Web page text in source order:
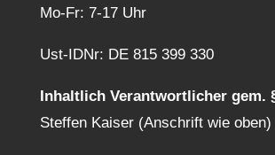
Mo-Fr: 7-17 Uhr
Ust-IDNr: DE 815 399 330
Inhaltlich Verantwortlicher gem.
Steffen Kaiser (Anschrift wie oben)